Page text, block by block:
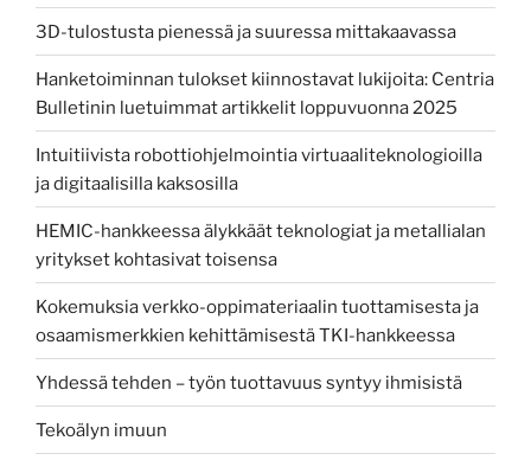
3D-tulostusta pienessä ja suuressa mittakaavassa
Hanketoiminnan tulokset kiinnostavat lukijoita: Centria
Bulletinin luetuimmat artikkelit loppuvuonna 2025
Intuitiivista robottiohjelmointia virtuaaliteknologioilla
ja digitaalisilla kaksosilla
HEMIC-hankkeessa älykkäät teknologiat ja metallialan
yritykset kohtasivat toisensa
Kokemuksia verkko-oppimateriaalin tuottamisesta ja
osaamismerkkien kehittämisestä TKI-hankkeessa
Yhdessä tehden – työn tuottavuus syntyy ihmisistä
Tekoälyn imuun